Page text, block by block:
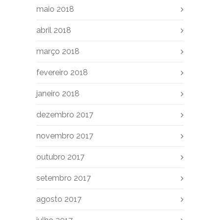
maio 2018
abril 2018
março 2018
fevereiro 2018
janeiro 2018
dezembro 2017
novembro 2017
outubro 2017
setembro 2017
agosto 2017